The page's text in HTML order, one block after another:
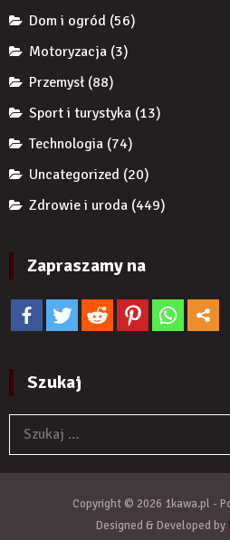
Dom i ogród (56)
Motoryzacja (3)
Przemysł (88)
Sport i turystyka (13)
Technologia (74)
Uncategorized (20)
Zdrowie i uroda (449)
Zapraszamy na
Szukaj
Copyright © 2026 1kawa.pl -
Designed & Developed by